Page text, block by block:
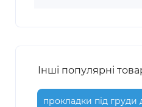
Інші популярні
прокладки під груди